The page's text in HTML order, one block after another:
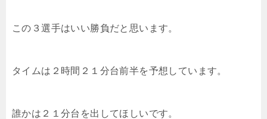
この３選手はいい勝負だと思います。
タイムは２時間２１分台前半を予想しています。
誰かは２１分台を出してほしいです。